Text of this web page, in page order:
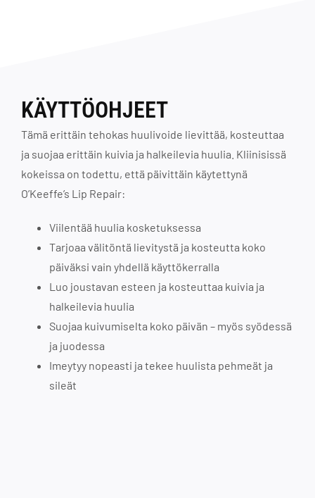
KÄYTTÖOHJEET
Tämä erittäin tehokas huulivoide lievittää, kosteuttaa
ja suojaa erittäin kuivia ja halkeilevia huulia. Kliinisissä
kokeissa on todettu, että päivittäin käytettynä
O’Keeffe’s Lip Repair:
Viilentää huulia kosketuksessa
Tarjoaa välitöntä lievitystä ja kosteutta koko
päiväksi vain yhdellä käyttökerralla
Luo joustavan esteen ja kosteuttaa kuivia ja
halkeilevia huulia
Suojaa kuivumiselta koko päivän – myös syödessä
ja juodessa
Imeytyy nopeasti ja tekee huulista pehmeät ja
sileät